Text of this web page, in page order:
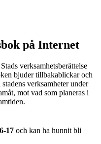
på Internet
verksamhetsberättelse
bjuder tillbakablickar och
verksamheter under
mot vad som planeras i
17 och kan ha hunnit bli